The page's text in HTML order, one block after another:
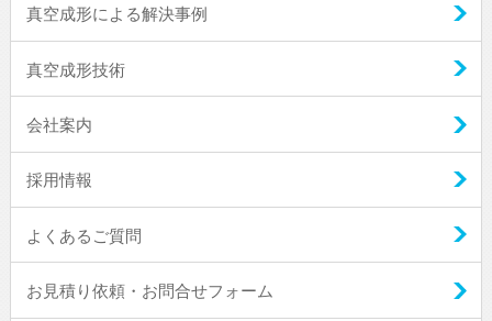
真空成形による解決事例
真空成形技術
会社案内
採用情報
よくあるご質問
お見積り依頼・お問合せフォーム